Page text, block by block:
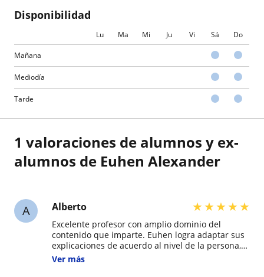
Disponibilidad
Lu Ma Mi Ju Vi Sá Do
Mañana
Mediodía
Tarde
1 valoraciones de alumnos y ex-
alumnos de Euhen Alexander
A Alberto ★★★★★
Excelente profesor con amplio dominio del
contenido que imparte. Euhen logra adaptar sus
explicaciones de acuerdo al nivel de la persona,
permitiendo que uno como estudiante logre
Ver más